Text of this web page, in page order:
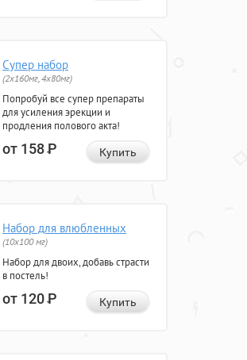
Супер набор
(2х160мг, 4х80мг)
Попробуй все супер препараты
для усиления эрекции и
продления полового акта!
от 158Р Купить
Набор для влюбленных
(10х100 мг)
Набор для двоих, добавь страсти
в постель!
от 120Р Купить